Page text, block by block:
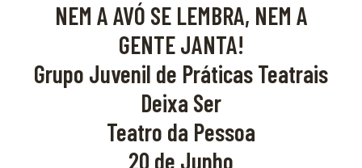
NEM A AVÓ SE LEMBRA, NEM A
GENTE JANTA!
Grupo Juvenil de Práticas Teatrais
Deixa Ser
Teatro da Pessoa
20 de Junho